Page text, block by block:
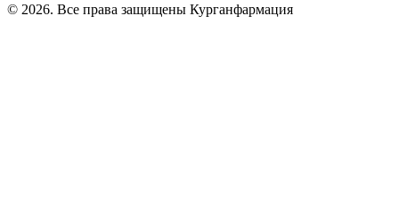
© 2026. Все права защищены Курганфармация